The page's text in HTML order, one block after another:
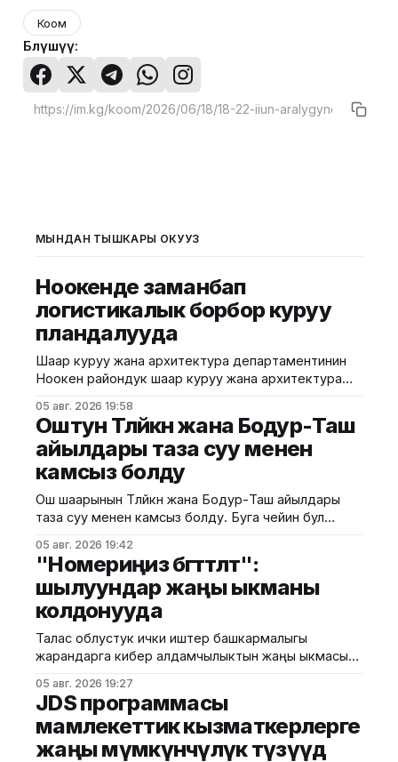
Коом
Бөлүшүү:
МЫНДАН ТЫШКАРЫ ОКУҢУЗ
Ноокенде заманбап
логистикалык борбор куруу
пландалууда
Шаар куруу жана архитектура департаментинин
Ноокен райондук шаар куруу жана архитектура
районундагы Кызыл-Туу айылынын Кен-Сай
тилкесинде курула турган мөмө-жемиштерди
сактоочу транспорттук-логистикалык борбордун
эскиздик долбоорун иштеп чыкты. Курулуш
министрлигинин маалыматына ылайык, долбоор
айыл чарба продукцияларын сактоо, кайра
иштетүү жана ташуу үчүн заманбап
05 авг. 2026 19:58
Оштун Төлөйкөн жана Бодур-Таш
айылдары таза суу менен
камсыз болду
Ош шаарынын Төлөйкөн жана Бодур-Таш айылдары
таза суу менен камсыз болду. Буга чейин бул
шаардык мэриясынын малыматына ылайык, учурда
эки айылдагы жалпысынан 900 кожолукка таза суу
берилди. Дагы 100 үйдү таза суу тармагына кошуу
иштери уланууда. Белгилей кетсек, буга чейин
аталган айылдарда
05 авг. 2026 19:42
"Номериңиз бөгөттөлөт":
шылуундар жаңы ыкманы
колдонууда
Талас облустук ички иштер башкармалыгы
жарандарга кибер алдамчылыктын жаңы ыкмасы
алдамчылар өздөрүн байланыш операторунун
кызматкерлери катары тааныштырып, телефон
номериңизде көйгөй жаралганын айтып чалышат.
Алар “SIM-картаңыздын мөөнөтү бүтөт”, “номериңиз
05 авг. 2026 19:27
JDS программасы
мамлекеттик кызматкерлерге
жаңы мүмкүнчүлүк түзүүдө